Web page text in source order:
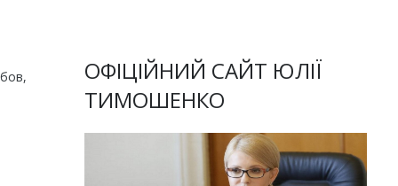
ОФІЦІЙНИЙ САЙТ ЮЛІЇ
ТИМОШЕНКО